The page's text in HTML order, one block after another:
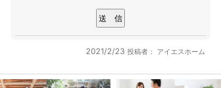
2021/2/23 投稿者： アイエスホーム